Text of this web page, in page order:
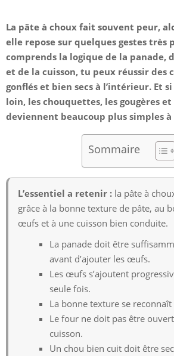
La pâte à choux fait souvent peur,
elle repose sur quelques gestes très
comprends la logique de la panade,
et de la cuisson, tu peux réussir des
gonflés et bien secs à l’intérieur. Et
loin, les chouquettes, les gougères
deviennent beaucoup plus simples
Sommaire
L’essentiel a retenir : la pâte à
grâce à la bonne texture de pâte, au
œufs et à une cuisson bien conduite.
La panade doit être
avant d’ajouter les œufs.
Les œufs s’ajoutent
seule fois.
La bonne texture se reconnaît
Le four ne doit pas être
cuisson.
Un chou bien cuit doit être